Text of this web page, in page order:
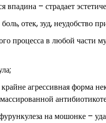
впадина – страдает
отек, зуд, неудобство
процесса в любой части
агрессивная форма
на мошонке –